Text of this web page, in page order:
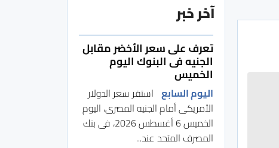
آخر خبر
تعرف على سعر الأخضر مقابل
الجنيه فى البنوك اليوم
الخميس
اليوم السابع استقر سعر الدولار
الأمريكى أمام الجنيه المصرى، اليوم
الخميس 6 أغسطس 2026، فى بنك
المصرف المتحد عند...